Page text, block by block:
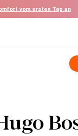
vom ersten Tag an